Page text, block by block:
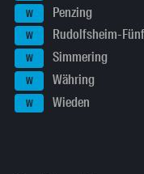
W Penzing
W Rudolfsheim-
W Simmering
W Währing
W Wieden